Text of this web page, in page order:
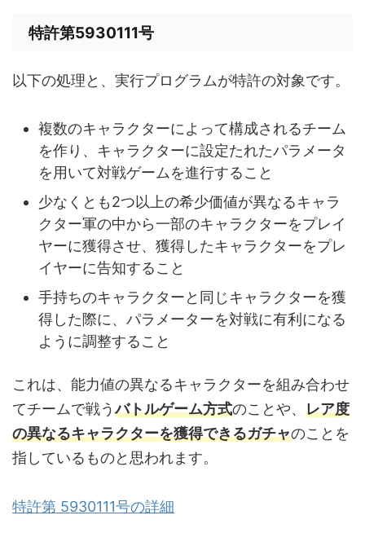
特許第5930111号
以下の処理と、実行プログラムが特許の対象です。
複数のキャラクターによって構成されるチーム
を作り、キャラクターに設定たれたパラメータ
を用いて対戦ゲームを進行すること
少なくとも2つ以上の希少価値が異なるキャラ
クター軍の中から一部のキャラクターをプレイ
ヤーに獲得させ、獲得したキャラクターをプレ
イヤーに告知すること
手持ちのキャラクターと同じキャラクターを獲
得した際に、パラメーターを対戦に有利になる
ように調整すること
これは、能力値の異なるキャラクターを組み合わせ
てチームで戦うバトルゲーム方式のことや、 レア度
の異なるキャラクターを獲得できるガチャのことを
指しているものと思われます。
特許第 5930111号の詳細